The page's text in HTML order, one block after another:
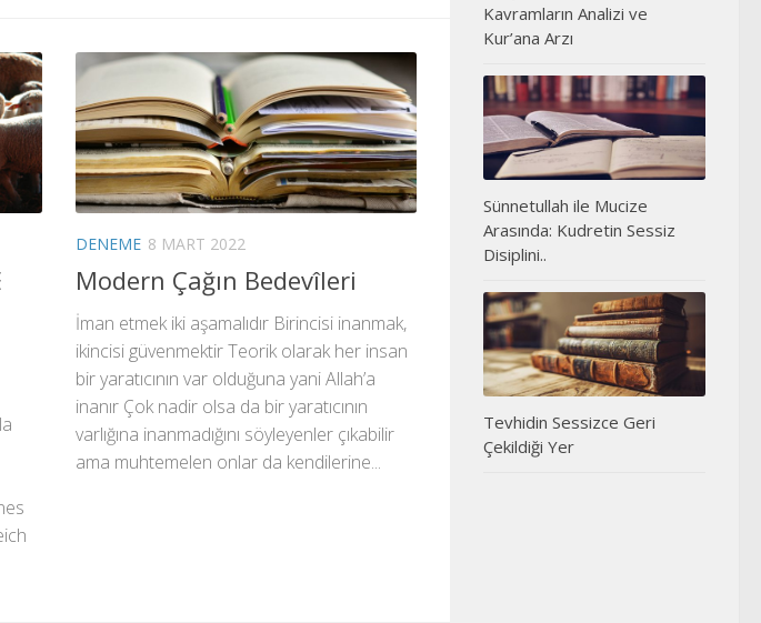
DENEME 8 MART 2022
Modern Çağın Bedevîleri
İman etmek iki aşamalıdır Birincisi inanmak,
ikincisi güvenmektir Teorik olarak her insan
bir yaratıcının var olduğuna yani Allah’a
inanır Çok nadir olsa da bir yaratıcının
varlığına inanmadığını söyleyenler çıkabilir
ama muhtemelen onlar da kendilerine...
Kavramların Analizi ve
Kur’ana Arzı
Sünnetullah ile Mucize
Arasında: Kudretin Sessiz
Disiplini..
Tevhidin Sessizce Geri
Çekildiği Yer